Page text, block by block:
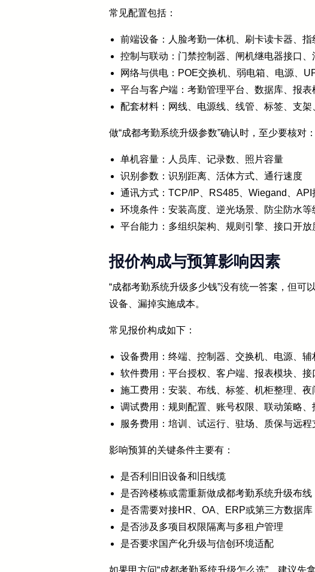
常见配置包括：
前端设备：人脸考勤一体机、刷卡读卡器、
控制与联动：门禁控制器、闸机继电器接口、
网络与供电：POE交换机、弱电箱、电源、
平台与客户端：考勤管理平台、数据库、报
配套材料：网线、电源线、线管、标签、支
做“成都考勤系统升级参数”确认时，至少要核对：
单机容量：人员库、记录数、照片容量
识别参数：识别距离、活体方式、通行速度
通讯方式：TCP/IP、RS485、Wiegand、API
环境条件：安装高度、逆光场景、防尘防水等
平台能力：多组织架构、规则引擎、接口开放
报价构成与预算影响因素
“成都考勤系统升级多少钱”没有统一答案，但
设备、漏掉实施成本。
常见报价构成如下：
设备费用：终端、控制器、交换机、电源、辅
软件费用：平台授权、客户端、报表模块、接
施工费用：安装、布线、标签、机柜整理、夜
调试费用：规则配置、账号权限、联动策略、
服务费用：培训、试运行、驻场、质保与远程
影响预算的关键条件主要有：
是否利旧旧设备和旧线缆
是否跨楼栋或需重新做成都考勤系统升级布线
是否需要对接HR、OA、ERP或第三方数据库
是否涉及多项目权限隔离与多租户管理
是否要求国产化升级与信创环境适配
如果甲方问“成都考勤系统升级怎么选”，建议